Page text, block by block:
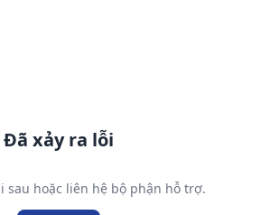
Đã xảy ra lỗi
sau hoặc liên hệ bộ phận hỗ trợ.